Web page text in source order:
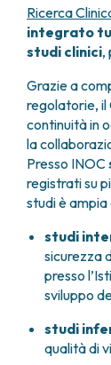
TUMORI
TUMORI
FIBROMI
TUMORE
TUMORI
TUMORI
TUMORI
TUMORI
TUMORI
TUMORI
LEUCEMIE
LINFOMI
AREE
BREAST
CENTRO
DIGESTIVA
EREDITARI
COME
I
LISTE
PROGETTI
PROGETTI
RICERCA
SOSTIENI
HOSPICE
NEWS
Ricerca
integrato
studi clinici,
Grazie a
regolatorie, il
continuità in
la
Presso INOC
registrati su
studi è
studi
sicurezza
presso
sviluppo
studi
qualità di